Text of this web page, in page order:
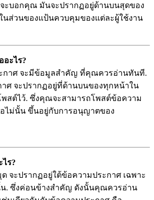
ะบอกคุณ มันจะปรากฏอยู่ด้านบนสุดของ
นส่วนของแป้นควบคุมของแต่ละผู้ใช้งาน
ะไร?
กาศ จะมีข้อมูลสำคัญ ที่คุณควรอ่านทันที.
ศ จะปรากฏอยู่ที่ด้านบนของทุกหน้าใน
สต์ไว้. ซึ่งคุณจะสามารถโพสต์ข้อความ
ไม่นั้น ขึ้นอยู่กับการอนุญาตของ
ร?
จะปรากฏอยู่ใต้ข้อความประกาศ เฉพาะ
น. ซึ่งค่อนข้างสำคัญ ดังนั้นคุณควรอ่าน